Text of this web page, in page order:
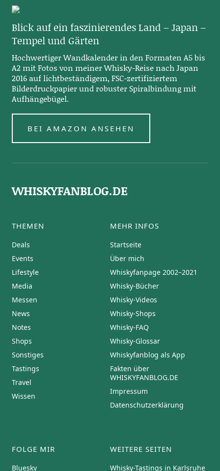
Blick auf ein faszinierendes Land – Japan –
Tempel und Gärten
Hochwertiger Wandkalender in den Formaten A5 bis
A2 mit Fotos von meiner Whisky-Reise nach Japan
2016 auf lichtbeständigem, FSC-zertifiziertem
Bilderdruckpapier und robuster Spiralbindung mit
Aufhängebügel.
BEI AMAZON ANSEHEN
WHISKYFANBLOG.DE
THEMEN
Deals
Events
Lifestyle
Media
Messen
News
Notes
Shops
Sonstiges
Tastings
Travel
Wissen
MEHR INFOS
Startseite
Über mich
Whiskyfanpage 2002–2021
Whisky-Bücher
Whisky-Videos
Whisky-Shops
Whisky-FAQ
Whisky-Glossar
Whiskyfanblog als App
Fakten über
WHISKYFANBLOG.DE
Impressum
Datenschutzerklärung
FOLGE MIR
Bluesky
WEITERE SEITEN
Whisky-Tastings in Karlsruhe